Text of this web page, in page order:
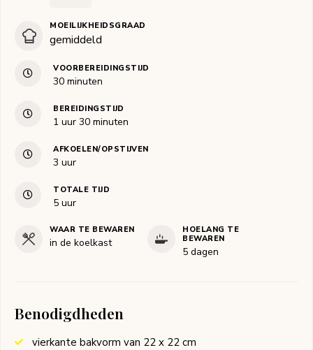
MOEILIJKHEIDSGRAAD
gemiddeld
VOORBEREIDINGSTIJD
30minuten
minuten
BEREIDINGSTIJD
1 uur
uur 30minuten
minuten
AFKOELEN/OPSTIJVEN
3 uur
uur
TOTALE TIJD
5uur
uur
WAAR TE BEWAREN
in de koelkast
HOELANG TE
BEWAREN
5 dagen
Benodigdheden
vierkante bakvorm van 22 x 22 cm